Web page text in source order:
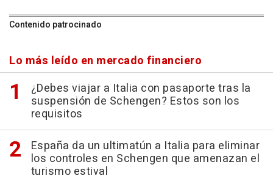
Contenido patrocinado
Lo más leído en mercado financiero
¿Debes viajar a Italia con pasaporte tras la
suspensión de Schengen? Estos son los
requisitos
España da un ultimatún a Italia para eliminar
los controles en Schengen que amenazan el
turismo estival